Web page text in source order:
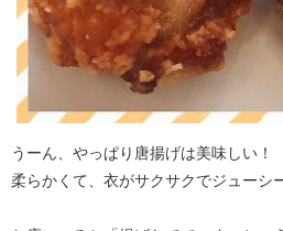
うーん、やっぱり唐揚げは美味しい！
柔らかくて、衣がサクサクでジューシ